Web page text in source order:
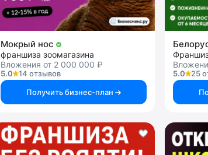
Мокрый нос
франшиза зоомагазина
Вложения от 2 000 000 ₽
5.0
14 отзывов
Получить бизнес-план
5.0
25